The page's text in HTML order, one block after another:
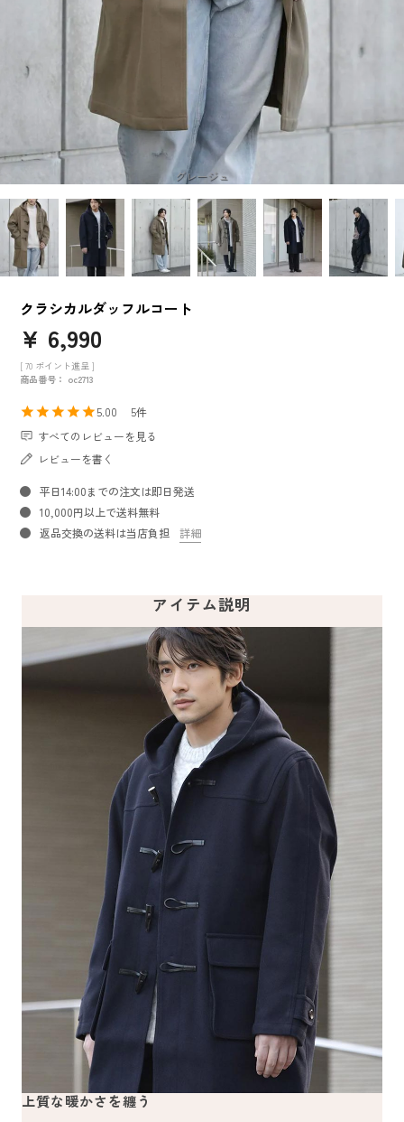
グレージュ
クラシカルダッフルコート
¥ 6,990
[ 70 ポイント進呈 ]
商品番号
oc2713
5.00
5
すべてのレビューを見る
レビューを書く
平日14:00までの注文は即日発送
10,000円以上で送料無料
返品交換の送料は当店負担
詳細
アイテム説明
上質な暖かさを纏う